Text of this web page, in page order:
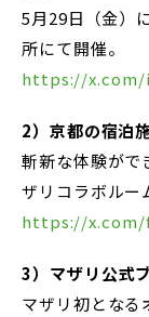
5月29日（金）
所にて開催。
https://x.com/
2）京都の宿泊
斬新な体験がで
ザリコラボルー
https://x.com/
3）マザリ公式
マザリ初となる